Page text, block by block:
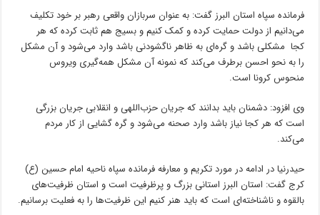
فرمانده سپاه استان البرز گفت: به عنوان سربازان واقعی رهبر بر خود تکلیف
می‌دانیم از دولت حمایت کرده و کمک کنیم و بسیج هم ثابت کرده که هر
کجا مشکلی باشد و گره‌ای به ظاهر ناگشودنی باشد وارد می‌شود و آن مشکل
را به نحو احسن برطرف می‌کند که نمونه آن مشکل همه‌گیری ویروس
منحوس کرونا است.
وی افزود: دشمنان باید بدانند که جریان حزب‌اللهی و انقلابی جریان بزرگی
است که هر کجا نیاز باشد وارد صحنه می‌شود و گره گشایی از کار مردم
می‌کند.
حیدرنیا در ادامه در مورد تکریم و معارفه فرمانده سپاه ناحیه امام حسین (ع)
کرج گفت: استان البرز استانی بزرگ و پرظرفیت است و استان ظرفیت‌های
بالقوه و ناشناخته‌ای است که باید هنر کنیم این ظرفیت‌ها را به فعلیت برسانیم.